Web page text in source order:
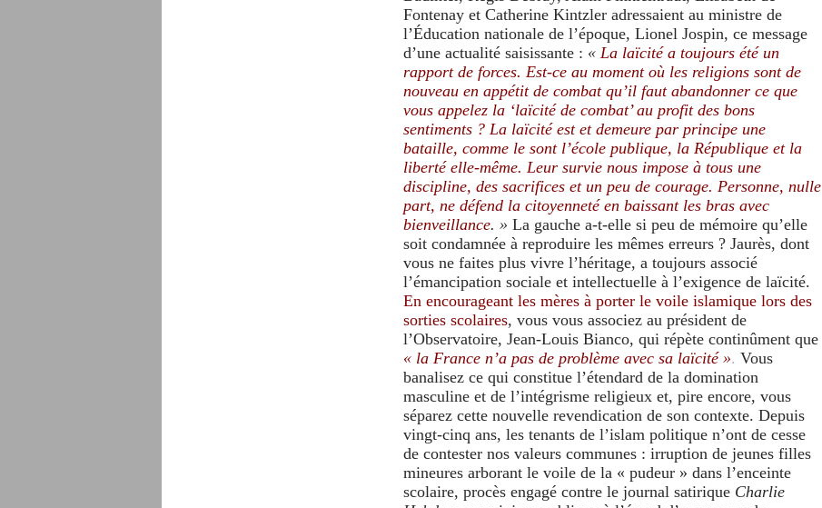
Fontenay et Catherine Kintzler adressaient au ministre de
l’Éducation nationale de l’époque, Lionel Jospin, ce message
d’une actualité saisissante : « La laïcité a toujours été un
rapport de forces. Est-ce au moment où les religions sont de
nouveau en appétit de combat qu’il faut abandonner ce que
vous appelez la ‘laïcité de combat’ au profit des bons
sentiments ? La laïcité est et demeure par principe une
bataille, comme le sont l’école publique, la République et la
liberté elle-même. Leur survie nous impose à tous une
discipline, des sacrifices et un peu de courage. Personne, nulle
part, ne défend la citoyenneté en baissant les bras avec
bienveillance. » La gauche a-t-elle si peu de mémoire qu’elle
soit condamnée à reproduire les mêmes erreurs ? Jaurès, dont
vous ne faites plus vivre l’héritage, a toujours associé
l’émancipation sociale et intellectuelle à l’exigence de laïcité.
En encourageant les mères à porter le voile islamique lors des
sorties scolaires, vous vous associez au président de
l’Observatoire, Jean-Louis Bianco, qui répète continûment que
« la France n’a pas de problème avec sa laïcité ». Vous
banalisez ce qui constitue l’étendard de la domination
masculine et de l’intégrisme religieux et, pire encore, vous
séparez cette nouvelle revendication de son contexte. Depuis
vingt-cinq ans, les tenants de l’islam politique n’ont de cesse
de contester nos valeurs communes : irruption de jeunes filles
mineures arborant le voile de la « pudeur » dans l’enceinte
scolaire, procès engagé contre le journal satirique Charlie